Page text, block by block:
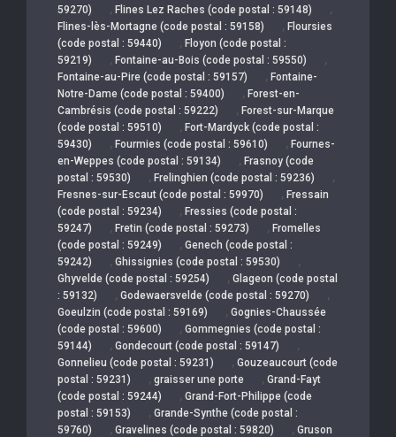
59270)
, Flines Lez Raches (code postal : 59148) ,
Flines-lès-Mortagne (code postal : 59158) , Floursies
(code postal : 59440)
, Floyon (code postal :
59219)
, Fontaine-au-Bois (code postal : 59550) ,
Fontaine-au-Pire (code postal : 59157) , Fontaine-
Notre-Dame (code postal : 59400)
, Forest-en-
Cambrésis (code postal : 59222)
, Forest-sur-Marque
(code postal : 59510)
, Fort-Mardyck (code postal :
59430)
, Fourmies (code postal : 59610) , Fournes-
en-Weppes (code postal : 59134)
, Frasnoy (code
postal : 59530)
, Frelinghien (code postal : 59236) ,
Fresnes-sur-Escaut (code postal : 59970) , Fressain
(code postal : 59234)
, Fressies (code postal :
59247)
, Fretin (code postal : 59273) , Fromelles
(code postal : 59249)
, Genech (code postal :
59242)
, Ghissignies (code postal : 59530) ,
Ghyvelde (code postal : 59254) , Glageon (code postal
: 59132)
, Godewaersvelde (code postal : 59270) ,
Goeulzin (code postal : 59169) , Gognies-Chaussée
(code postal : 59600)
, Gommegnies (code postal :
59144)
, Gondecourt (code postal : 59147) ,
Gonnelieu (code postal : 59231) , Gouzeaucourt (code
postal : 59231)
, graisser une porte , Grand-Fayt
(code postal : 59244)
, Grand-Fort-Philippe (code
postal : 59153)
, Grande-Synthe (code postal :
59760)
, Gravelines (code postal : 59820) , Gruson